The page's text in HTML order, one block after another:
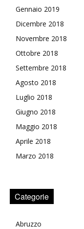
Gennaio 2019
Dicembre 2018
Novembre 2018
Ottobre 2018
Settembre 2018
Agosto 2018
Luglio 2018
Giugno 2018
Maggio 2018
Aprile 2018
Marzo 2018
Categorie
Abruzzo